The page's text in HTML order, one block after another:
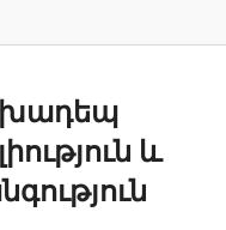
և